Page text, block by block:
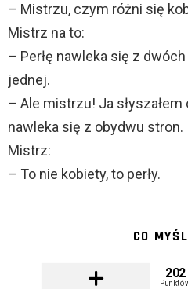
– Mistrzu, czym różni się
Mistrz na to:
– Perłę nawleka się z
jednej.
– Ale mistrzu! Ja
nawleka się z obydwu stron.
Mistrz:
– To nie kobiety, to perły.
CO
202